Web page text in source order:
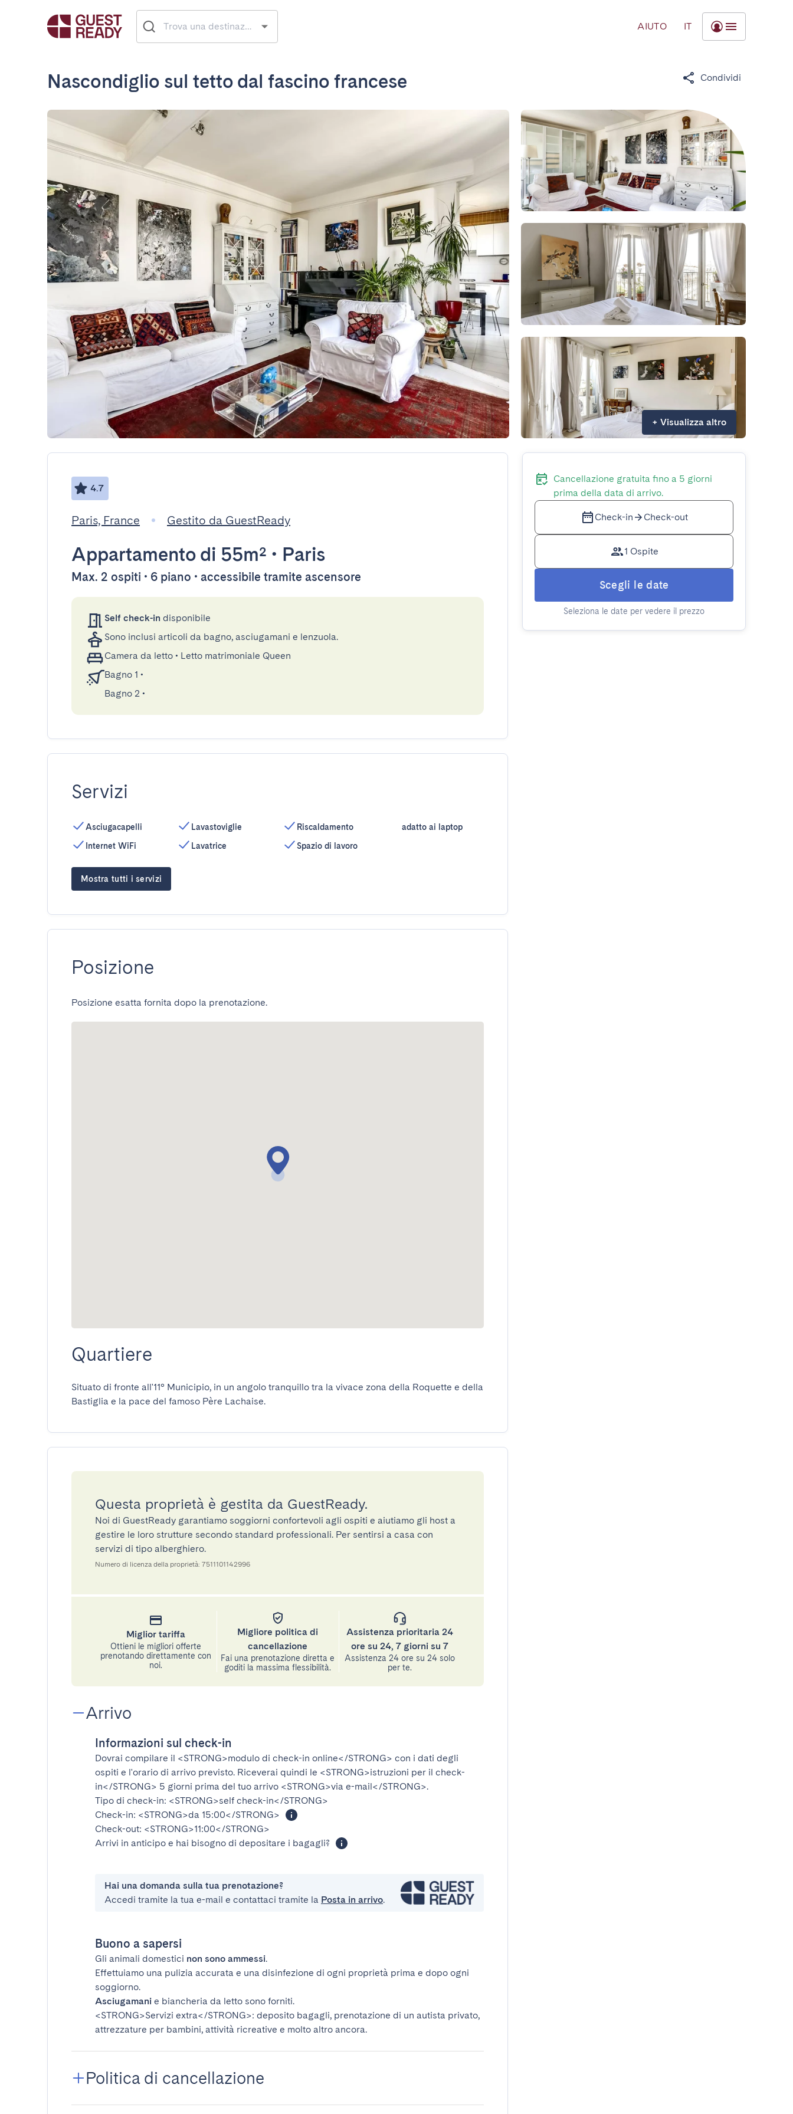
AIUTO IT
Nascondiglio sul tetto dal fascino francese Condividi
+ Visualizza altro
4.7
Paris, France Gestito da GuestReady
Appartamento di 55m² • Paris
Max. 2 ospiti • 6 piano • accessibile tramite ascensore
Self check-in disponibile
Sono inclusi articoli da bagno, asciugamani e lenzuola.
Camera da letto • Letto matrimoniale Queen
Bagno 1 •
Bagno 2 •
Servizi
Asciugacapelli
Internet WiFi
Lavastoviglie
Lavatrice
Riscaldamento
Spazio di lavoro
adatto ai laptop
Mostra tutti i servizi
Posizione
Posizione esatta fornita dopo la prenotazione.
Quartiere
Situato di fronte all'11° Municipio, in un angolo tranquillo tra la vivace zona della Roquette e della
Bastiglia e la pace del famoso Père Lachaise.
Questa proprietà è gestita da GuestReady.
Noi di GuestReady garantiamo soggiorni confortevoli agli ospiti e aiutiamo gli host a
gestire le loro strutture secondo standard professionali. Per sentirsi a casa con
servizi di tipo alberghiero.
Numero di licenza della proprietà: 7511101142996
Miglior tariffa
Ottieni le migliori offerte
prenotando direttamente con
noi.
Migliore politica di
cancellazione
Fai una prenotazione diretta e
goditi la massima flessibilità.
Assistenza prioritaria 24
ore su 24, 7 giorni su 7
Assistenza 24 ore su 24 solo
per te.
Arrivo
Informazioni sul check-in
Dovrai compilare il <STRONG>modulo di check-in online</STRONG> con i dati degli
ospiti e l'orario di arrivo previsto. Riceverai quindi le <STRONG>istruzioni per il check-
in</STRONG> 5 giorni prima del tuo arrivo <STRONG>via e-mail</STRONG>.
Tipo di check-in: <STRONG>self check-in</STRONG>
Check-in: <STRONG>da 15:00</STRONG>
Check-out: <STRONG>11:00</STRONG>
Arrivi in anticipo e hai bisogno di depositare i bagagli?
Hai una domanda sulla tua prenotazione?
Accedi tramite la tua e-mail e contattaci tramite la Posta in arrivo.
Buono a sapersi
Gli animali domestici non sono ammessi.
Effettuiamo una pulizia accurata e una disinfezione di ogni proprietà prima e dopo ogni
soggiorno.
Asciugamani e biancheria da letto sono forniti.
<STRONG>Servizi extra</STRONG>: deposito bagagli, prenotazione di un autista privato,
attrezzature per bambini, attività ricreative e molto altro ancora.
Politica di cancellazione
Cancellazione gratuita fino a 5 giorni
prima della data di arrivo.
Check-in Check-out
1 Ospite
Scegli le date
Seleziona le date per vedere il prezzo